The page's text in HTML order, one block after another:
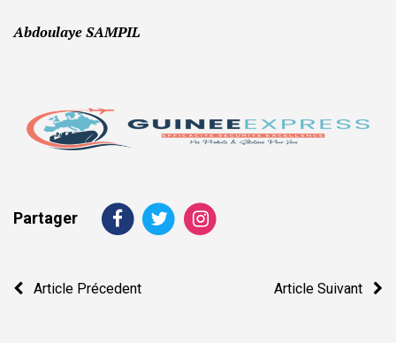
Abdoulaye SAMPIL
Partager
Navigation
Article Précedent Article Suivant